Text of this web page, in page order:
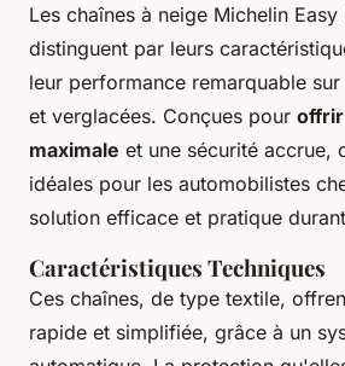
Les chaînes à neige Michelin
distinguent par leurs
leur performance remarquable
et verglacées. Conçues pour
maximale et une sécurité accrue,
idéales pour les automobilistes
solution efficace et pratique
Caractéristiques Techniques
Ces chaînes, de type textile,
rapide et simplifiée, grâce à un